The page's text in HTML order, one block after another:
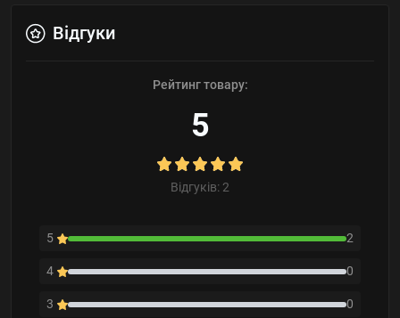
Відгуки
Рейтинг товару:
5
Відгуків: 2
5 2
4 0
3 0